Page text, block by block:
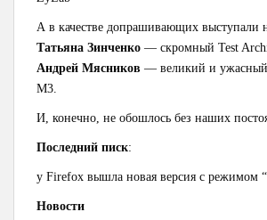
А в качестве допрашивающих выступали
Татьяна Зинченко — скромный Test
Андрей Мясников — великий и
M3.
И, конечно, не обошлось без наших
Последний писк:
у Firefox вышла новая версия с режимом “
Новости